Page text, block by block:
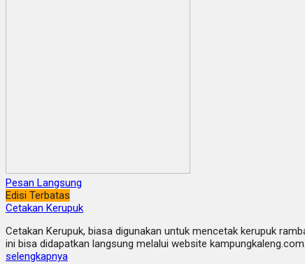
Pesan Langsung
Edisi Terbatas
Cetakan Kerupuk
Cetakan Kerupuk, biasa digunakan untuk mencetak kerupuk
ini bisa didapatkan langsung melalui website
selengkapnya